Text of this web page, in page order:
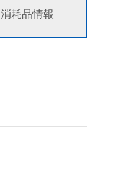
消耗品情報